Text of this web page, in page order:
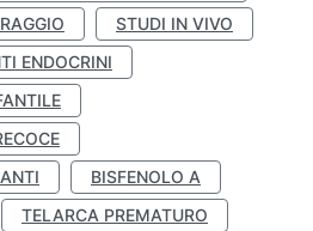
STUDI IN VIVO
ENDOCRINI
BISFENOLO A
TELARCA PREMATURO